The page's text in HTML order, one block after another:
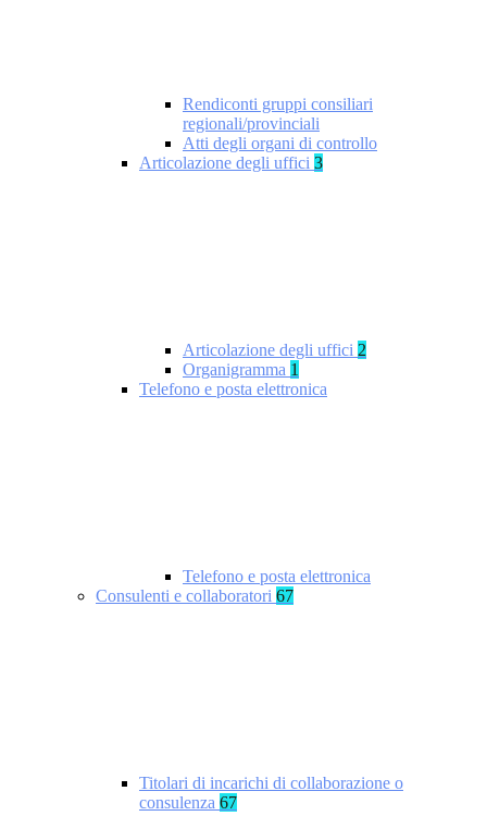
Rendiconti gruppi consiliari
regionali/provinciali
Atti degli organi di controllo
Articolazione degli uffici 3
Articolazione degli uffici 2
Organigramma 1
Telefono e posta elettronica
Telefono e posta elettronica
Consulenti e collaboratori 67
Titolari di incarichi di collaborazione o
consulenza 67